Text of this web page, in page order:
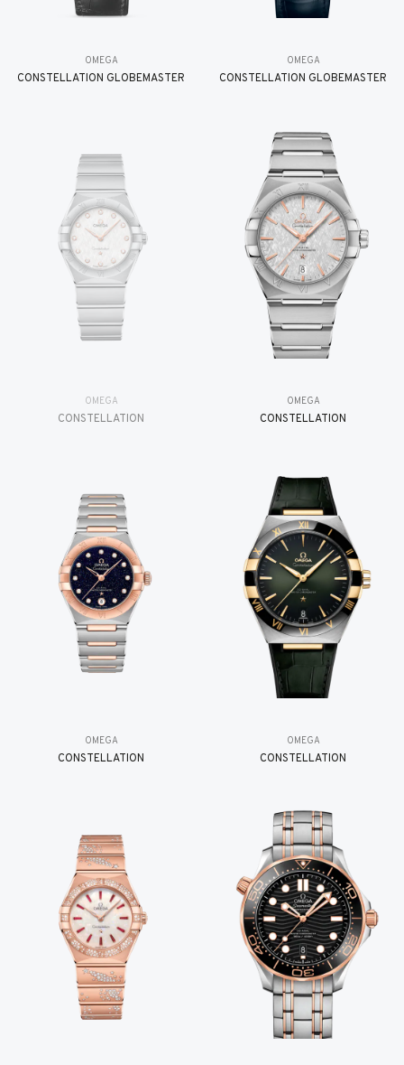
OMEGA
CONSTELLATION GLOBEMASTER
OMEGA
CONSTELLATION GLOBEMASTER
OMEGA
CONSTELLATION
OMEGA
CONSTELLATION
OMEGA
CONSTELLATION
OMEGA
CONSTELLATION